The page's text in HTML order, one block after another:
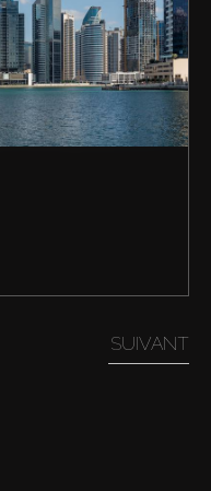
SUIVANT